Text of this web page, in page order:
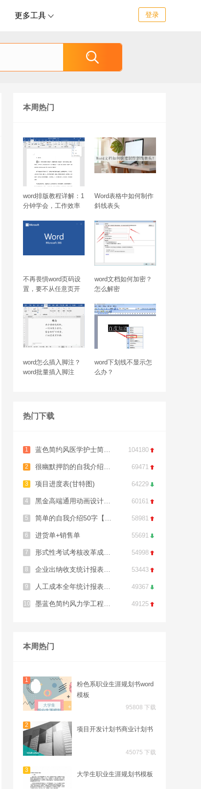
更多工具  登录

本周热门
word排版教程详解：1
分钟学会，工作效率
Word表格中如何制作
斜线表头
不再畏惧word页码设
置，要不从任意页开
word文档如何加密？
怎么解密
word怎么插入脚注？
word批量插入脚注
word下划线不显示怎
么办？
热门下载
1 104180 
2 69471 
3 项目进度表(甘特图) 64229 
4 60161 
5 58981 
6 进货单+销售单 55691 
7 54998 
8 53443 
9 49367 
10 49125 
本周热门
1
粉色系职业生涯规划书word
模板
95808 下载
2
项目开发计划书商业计划书
45075 下载
3
大学生职业生涯规划书模板